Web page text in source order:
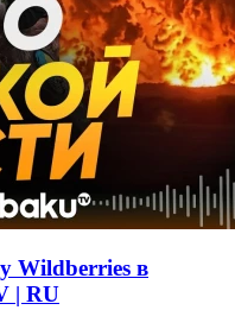
Wildberries в
| RU